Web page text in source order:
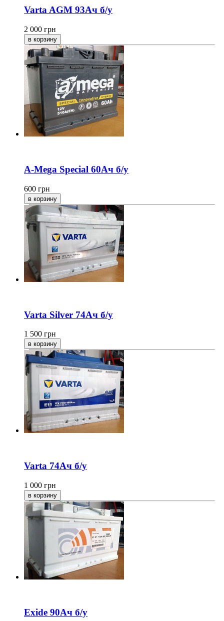
Varta AGM 93Ач б/у
2 000 грн
A-Mega Special 60Ач б/у
600 грн
Varta Silver 74Ач б/у
1 500 грн
Varta 74Ач б/у
1 000 грн
Exide 90Ач б/у